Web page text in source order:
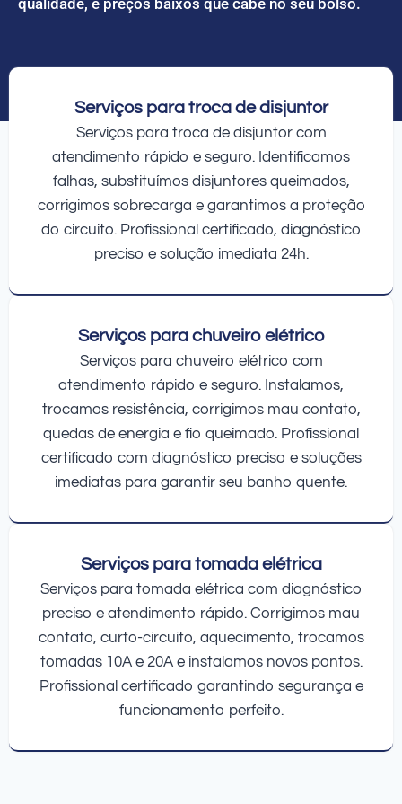
Serviços para troca de disjuntor
Serviços para troca de disjuntor com
atendimento rápido e seguro. Identificamos
falhas, substituímos disjuntores queimados,
corrigimos sobrecarga e garantimos a proteção
do circuito. Profissional certificado, diagnóstico
preciso e solução imediata 24h.
Serviços para chuveiro elétrico
Serviços para chuveiro elétrico com
atendimento rápido e seguro. Instalamos,
trocamos resistência, corrigimos mau contato,
quedas de energia e fio queimado. Profissional
certificado com diagnóstico preciso e soluções
imediatas para garantir seu banho quente.
Serviços para tomada elétrica
Serviços para tomada elétrica com diagnóstico
preciso e atendimento rápido. Corrigimos mau
contato, curto-circuito, aquecimento, trocamos
tomadas 10A e 20A e instalamos novos pontos.
Profissional certificado garantindo segurança e
funcionamento perfeito.